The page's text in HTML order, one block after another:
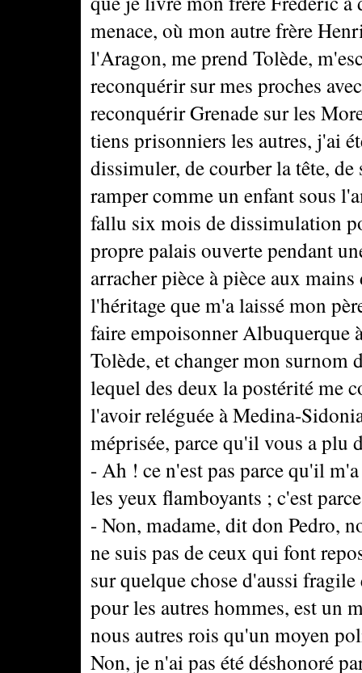
menace, où mon autre frère
l'Aragon, me prend Tolède,
reconquérir sur mes proches
reconquérir Grenade sur les
tiens prisonniers les autres, j'ai
dissimuler, de courber la tête,
ramper comme un enfant sous
fallu six mois de dissimulation
propre palais ouverte pendant
arracher pièce à pièce aux
l'héritage que m'a laissé mon
faire empoisonner Albuquerque
Tolède, et changer mon surnom
lequel des deux la postérité me
l'avoir reléguée à Medina-
méprisée, parce qu'il vous a plu
- Ah ! ce n'est pas parce qu'il
les yeux flamboyants ; c'est
- Non, madame, dit don Pedro,
ne suis pas de ceux qui font
sur quelque chose d'aussi
pour les autres hommes, est un
nous autres rois qu'un moyen
Non, je n'ai pas été déshonoré